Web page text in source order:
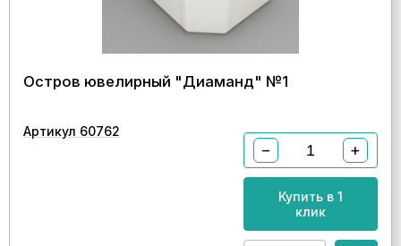
Остров ювелирный "Диаманд" №1
Артикул 60762
− +
Купить в 1
клик